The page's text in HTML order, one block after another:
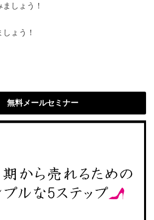
しょう！
ょう！
無料メールセミナー